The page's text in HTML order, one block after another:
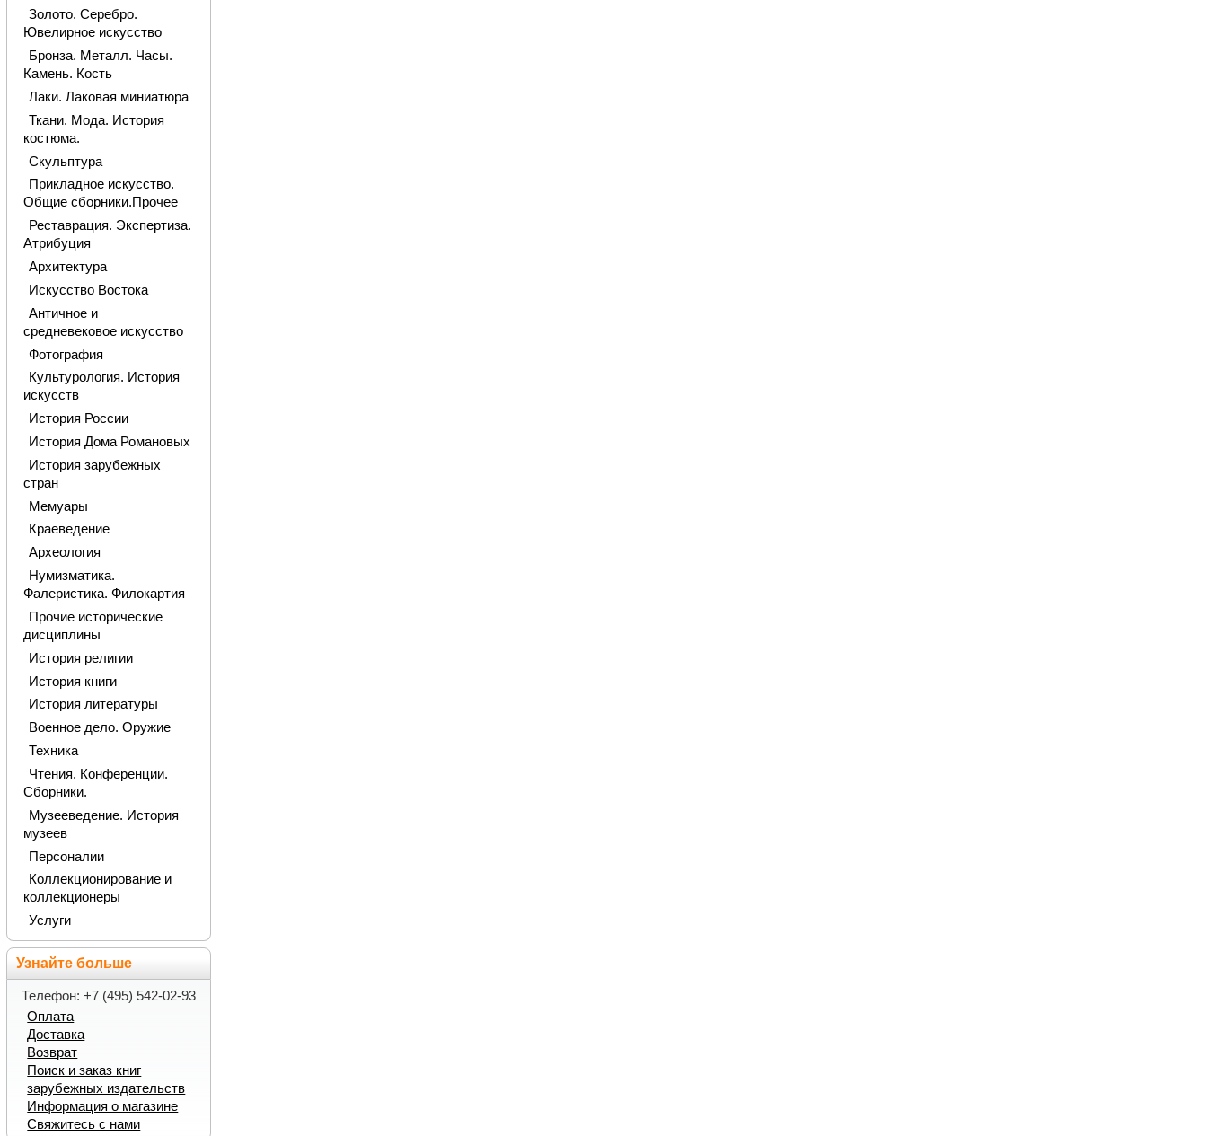
Золото. Серебро.
Ювелирное искусство
Бронза. Металл. Часы.
Камень. Кость
Лаки. Лаковая миниатюра
Ткани. Мода. История
костюма.
Скульптура
Прикладное искусство.
Общие сборники.Прочее
Реставрация. Экспертиза.
Атрибуция
Архитектура
Искусство Востока
Античное и
средневековое искусство
Фотография
Культурология. История
искусств
История России
История Дома Романовых
История зарубежных
стран
Мемуары
Краеведение
Археология
Нумизматика.
Фалеристика. Филокартия
Прочие исторические
дисциплины
История религии
История книги
История литературы
Военное дело. Оружие
Техника
Чтения. Конференции.
Сборники.
Музееведение. История
музеев
Персоналии
Коллекционирование и
коллекционеры
Услуги
Узнайте больше
Телефон: +7 (495) 542-02-93
Оплата
Доставка
Возврат
Поиск и заказ книг
зарубежных издательств
Информация о магазине
Свяжитесь с нами